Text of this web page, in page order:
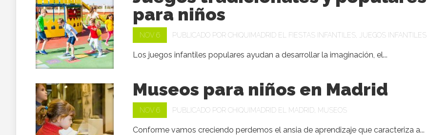
para niños
NOV 6 PUBLICADO POR CHIQUIMADRID EL FIESTAS INFANTILES JUEGOS INFANTILES
Los juegos infantiles populares ayudan a desarrollar la imaginación, el...
Museos para niños en Madrid
NOV 6 PUBLICADO POR CHIQUIMADRID EL MADRID MUSEOS
Conforme vamos creciendo perdemos el ansia de aprendizaje que caracteriza a...